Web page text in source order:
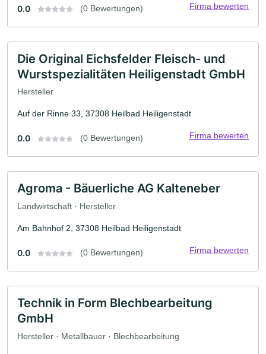
0.0 (0 Bewertungen) Firma bewerten
Die Original Eichsfelder Fleisch- und
Wurstspezialitäten Heiligenstadt GmbH
Hersteller
Auf der Rinne 33, 37308 Heilbad Heiligenstadt
0.0 (0 Bewertungen) Firma bewerten
Agroma - Bäuerliche AG Kalteneber
Landwirtschaft · Hersteller
Am Bahnhof 2, 37308 Heilbad Heiligenstadt
0.0 (0 Bewertungen) Firma bewerten
Technik in Form Blechbearbeitung
GmbH
Hersteller · Metallbauer · Blechbearbeitung